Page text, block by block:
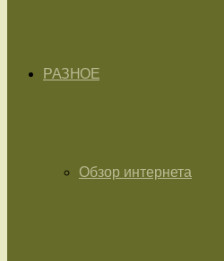
РАЗНОЕ
Обзор интернета